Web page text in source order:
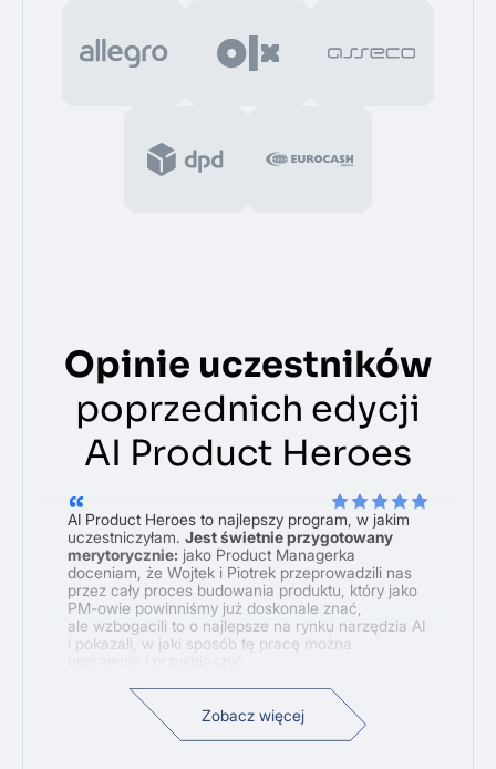
Opinie uczestników
poprzednich edycji
AI Product Heroes
AI Product Heroes to najlepszy program, w jakim
uczestniczyłam. Jest świetnie przygotowany
merytorycznie: jako Product Managerka
doceniam, że Wojtek i Piotrek przeprowadzili nas
przez cały proces budowania produktu, który jako
PM-owie powinniśmy już doskonale znać,
ale wzbogacili to o najlepsze na rynku narzędzia AI
i pokazali, w jaki sposób tę pracę można
Budowa swojego Second Brain, własnego
asystenta i agenta, to totalny game changer.
Dostaliśmy też mnóstwo frameworków i skilli
Zobacz więcej